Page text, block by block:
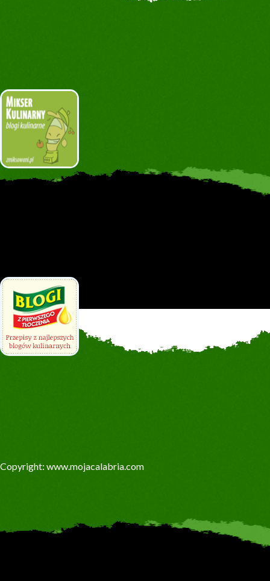
Copyright: www.mojacalabria.com